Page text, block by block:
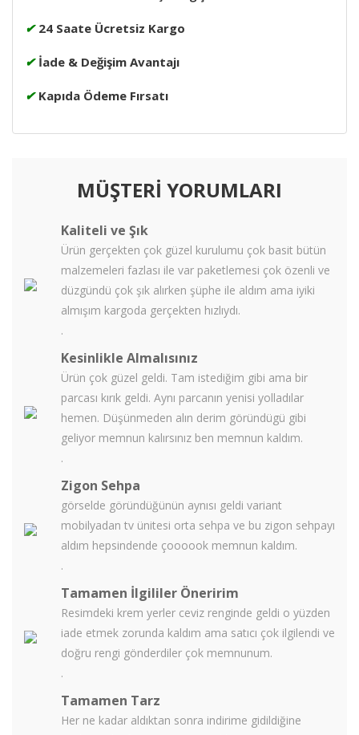
✔ 24 Saate Ücretsiz Kargo
✔ İade & Değişim Avantajı
✔ Kapıda Ödeme Fırsatı
MÜŞTERİ YORUMLARI
Kaliteli ve Şık
Ürün gerçekten çok güzel kurulumu çok basit bütün
malzemeleri fazlası ile var paketlemesi çok özenli ve
düzgündü çok şık alırken şüphe ile aldım ama iyiki
almışım kargoda gerçekten hızlıydı.
.
Kesinlikle Almalısınız
Ürün çok güzel geldi. Tam istediğim gibi ama bir
parcası kırık geldi. Aynı parcanın yenisi yolladılar
hemen. Düşünmeden alın derim göründügü gibi
geliyor memnun kalırsınız ben memnun kaldım.
.
Zigon Sehpa
görselde göründüğünün aynısı geldi variant
mobilyadan tv ünitesi orta sehpa ve bu zigon sehpayı
aldım hepsindende çoooook memnun kaldım.
.
Tamamen İlgililer Öneririm
Resimdeki krem yerler ceviz renginde geldi o yüzden
iade etmek zorunda kaldım ama satıcı çok ilgilendi ve
doğru rengi gönderdiler çok memnunum.
.
Tamamen Tarz
Her ne kadar aldıktan sonra indirime gidildiğine